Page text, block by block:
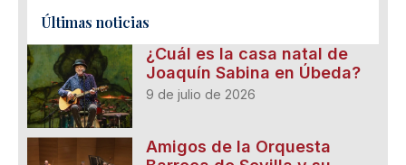
Últimas noticias
¿Cuál es la casa natal de
Joaquín Sabina en Úbeda?
9 de julio de 2026
Amigos de la Orquesta